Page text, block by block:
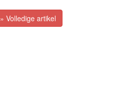
» Volledige artikel